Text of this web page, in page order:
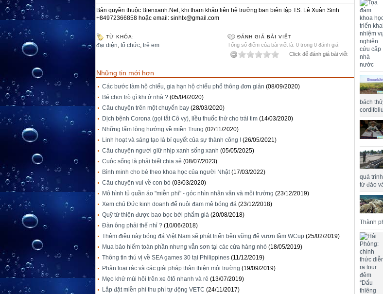
Bản quyền thuộc Bienxanh.Net, khi tham khảo liên hệ trưởng ban biên tập TS. Lê Xuân Sinh
+84972366858 hoặc email: sinhlx@gmail.com
TỪ KHÓA:
đại diện, tổ chức, trẻ em
ĐÁNH GIÁ BÀI VIẾT
Tổng số điểm của bài viết là: 0 trong 0 đánh giá
Click để đánh giá bài viết
Những tin mới hơn
Các bước làm hộ chiếu, gia hạn hộ chiếu phổ thông đơn giản (08/09/2020)
Bé chơi trò gì khi ở nhà ? (05/04/2020)
Câu chuyện trên một chuyến bay (28/03/2020)
Dịch bệnh Corona (gọi tắt Cô vy), liều thuốc thử cho trái tim (14/03/2020)
Những tấm lòng hướng về miền Trung (02/11/2020)
Linh hoạt và sáng tạo là bí quyết của sự thành công ! (26/05/2021)
Câu chuyện người giữ nhịp xanh sống xanh (05/05/2025)
Cuộc sống là phải biết chia sẻ (08/07/2023)
Bình minh cho bé theo khoa học của người Nhật (17/03/2022)
Câu chuyện vui về con bò (03/03/2020)
Mô hình tủ quần áo "miễn phí" - góc nhìn nhân văn và môi trường (23/12/2019)
Xem chú Đức kinh doanh để nuôi đam mê bóng đá (23/12/2018)
Quỹ từ thiện được bao bọc bởi phẩm giá (20/08/2018)
Đàn ông phải thế nhỉ ? (10/06/2018)
Thêm điều này bóng đá Việt Nam sẽ phát triển bền vững để vươn tầm WCup (25/02/2019)
Mua bảo hiểm toàn phần nhưng vẫn sơn tại các cửa hàng nhỏ (18/05/2019)
Thông tin thú vị về SEA games 30 tại Philippines (11/12/2019)
Phân loại rác và các giải pháp thân thiện môi trường (19/09/2019)
Mẹo khử mùi hôi trên xe ôtô nhanh và rẻ (13/07/2019)
Lắp đặt miễn phí thu phí tự động VETC (24/11/2017)
bách
quá
từ đảo
Thành